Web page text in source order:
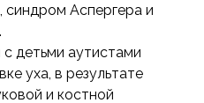
синдром Аспергера и
детьми аутистами
уха, в результате
и костной